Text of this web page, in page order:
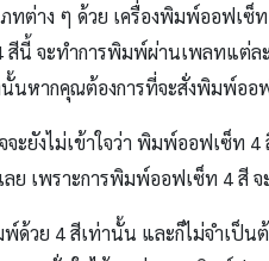
ต่าง ๆ ด้วย เครื่องพิมพ์ออฟเซ็
สีนี้ จะทำการพิมพ์ผ่านเพลทแต่
นหากคุณต้องการที่จะสั่งพิมพ์อ
ะยังไม่เข้าใจว่า พิมพ์ออฟเซ็ท
ลย เพราะการพิมพ์ออฟเซ็ท 4 สี
พ์ด้วย 4 สีเท่านั้น และก็ไม่จำเป็น